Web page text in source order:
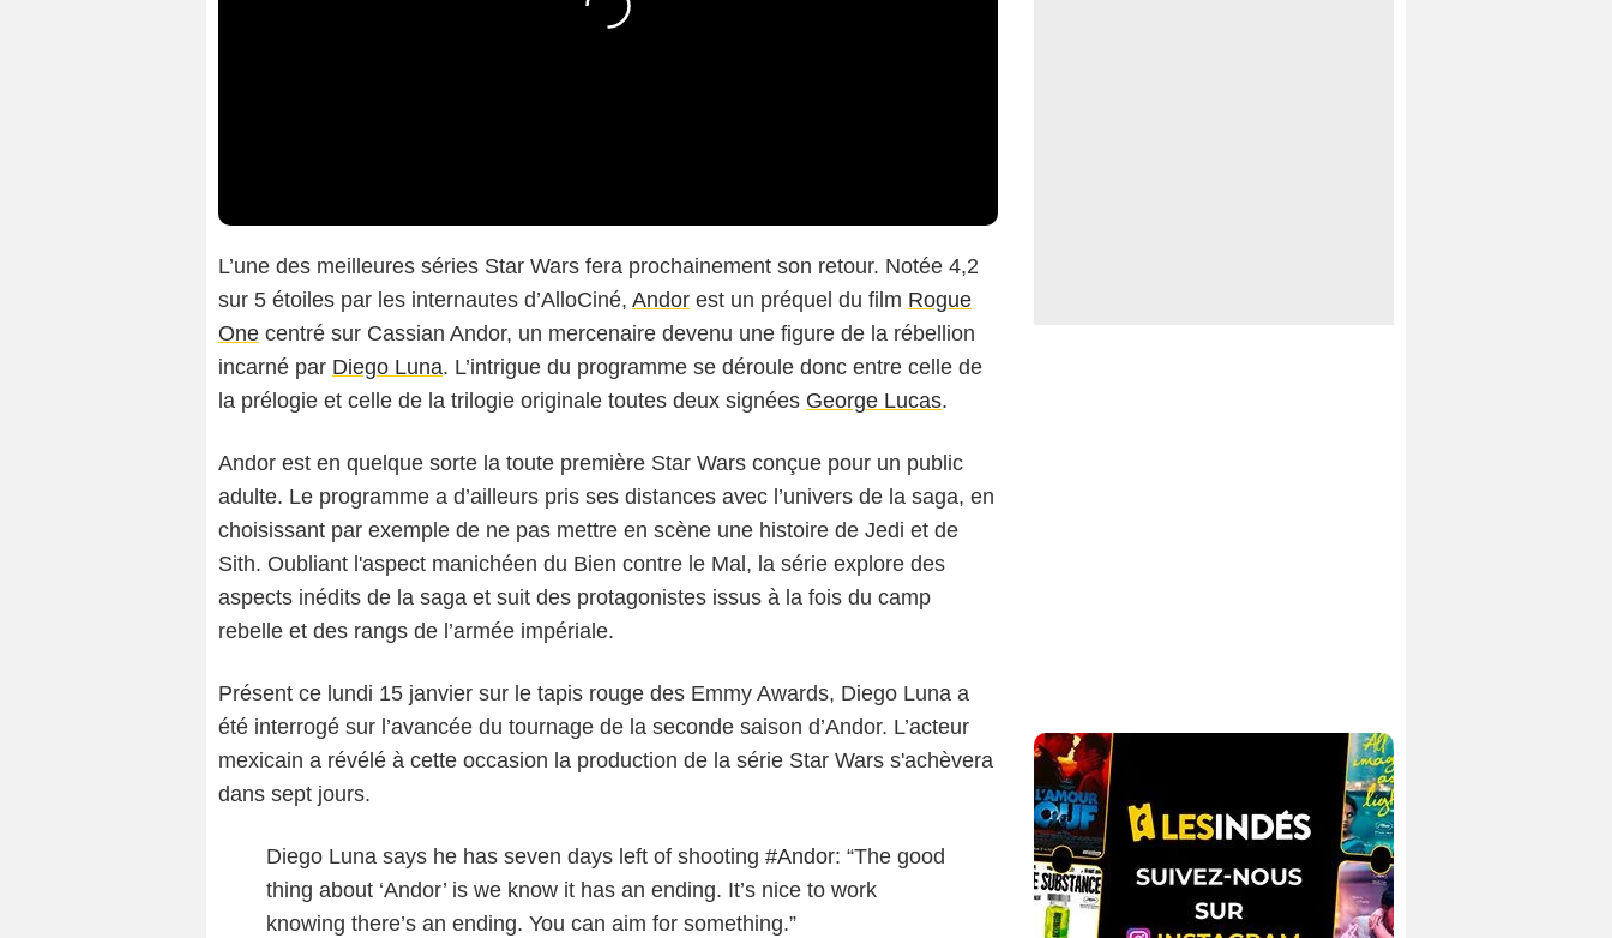
L’une des meilleures séries Star Wars fera prochainement son retour. Notée 4,2
sur 5 étoiles par les internautes d’AlloCiné, Andor est un préquel du film Rogue
One centré sur Cassian Andor, un mercenaire devenu une figure de la rébellion
incarné par Diego Luna. L’intrigue du programme se déroule donc entre celle de
la prélogie et celle de la trilogie originale toutes deux signées George Lucas.
Andor est en quelque sorte la toute première Star Wars conçue pour un public
adulte. Le programme a d’ailleurs pris ses distances avec l’univers de la saga, en
choisissant par exemple de ne pas mettre en scène une histoire de Jedi et de
Sith. Oubliant l'aspect manichéen du Bien contre le Mal, la série explore des
aspects inédits de la saga et suit des protagonistes issus à la fois du camp
rebelle et des rangs de l’armée impériale.
Présent ce lundi 15 janvier sur le tapis rouge des Emmy Awards, Diego Luna a
été interrogé sur l’avancée du tournage de la seconde saison d’Andor. L’acteur
mexicain a révélé à cette occasion la production de la série Star Wars s'achèvera
dans sept jours.
Diego Luna says he has seven days left of shooting #Andor: “The good
thing about ‘Andor’ is we know it has an ending. It’s nice to work
knowing there’s an ending. You can aim for something.”